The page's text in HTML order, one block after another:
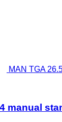
MAN TGA
manual